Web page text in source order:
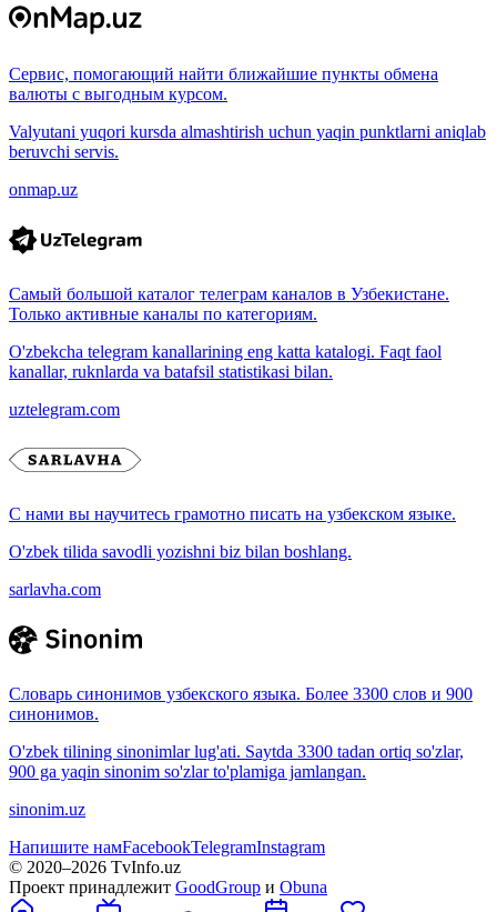
Сервис, помогающий найти ближайшие пункты обмена
валюты с выгодным курсом.
Valyutani yuqori kursda almashtirish uchun yaqin punktlarni aniqlab
beruvchi servis.
onmap.uz
Самый большой каталог телеграм каналов в Узбекистане.
Только активные каналы по категориям.
O'zbekcha telegram kanallarining eng katta katalogi. Faqt faol
kanallar, ruknlarda va batafsil statistikasi bilan.
uztelegram.com
С нами вы научитесь грамотно писать на узбекском языке.
O'zbek tilida savodli yozishni biz bilan boshlang.
sarlavha.com
Словарь синонимов узбекского языка. Более 3300 слов и 900
синонимов.
O'zbek tilining sinonimlar lug'ati. Saytda 3300 tadan ortiq so'zlar,
900 ga yaqin sinonim so'zlar to'plamiga jamlangan.
sinonim.uz
Напишите намFacebookTelegramInstagram
© 2020–2026 TvInfo.uz
Проект принадлежит GoodGroup и Obuna